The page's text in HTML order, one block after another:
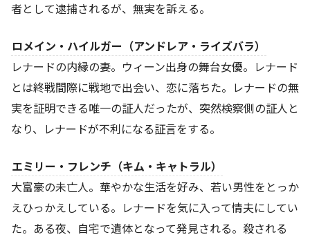
者として逮捕されるが、無実を訴える。
ロメイン・ハイルガー（アンドレア・ライズバラ）
レナードの内縁の妻。ウィーン出身の舞台女優。レナード
とは終戦間際に戦地で出会い、恋に落ちた。レナードの無
実を証明できる唯一の証人だったが、突然検察側の証人と
なり、レナードが不利になる証言をする。
エミリー・フレンチ（キム・キャトラル）
大富豪の未亡人。華やかな生活を好み、若い男性をとっか
えひっかえしている。レナードを気に入って情夫にしてい
た。ある夜、自宅で遺体となって発見される。殺される